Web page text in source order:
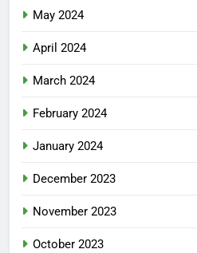
May 2024
April 2024
March 2024
February 2024
January 2024
December 2023
November 2023
October 2023